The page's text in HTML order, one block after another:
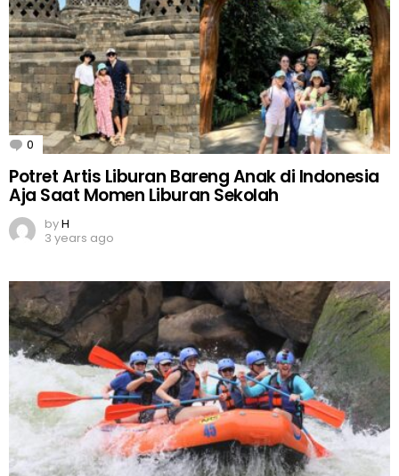
0 Comments
Potret Artis Liburan Bareng Anak di Indonesia
Aja Saat Momen Liburan Sekolah
byH
3 years ago